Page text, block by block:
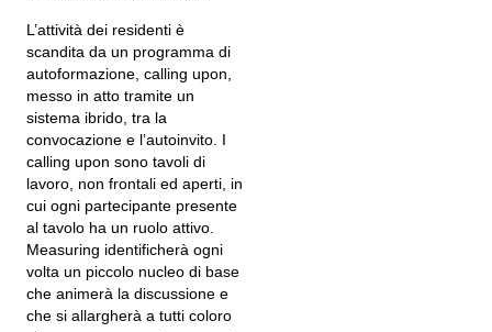
L’attività dei residenti è
scandita da un programma di
autoformazione, calling upon,
messo in atto tramite un
sistema ibrido, tra la
convocazione e l’autoinvito. I
calling upon sono tavoli di
lavoro, non frontali ed aperti, in
cui ogni partecipante presente
al tavolo ha un ruolo attivo.
Measuring identificherà ogni
volta un piccolo nucleo di base
che animerà la discussione e
che si allargherà a tutti coloro